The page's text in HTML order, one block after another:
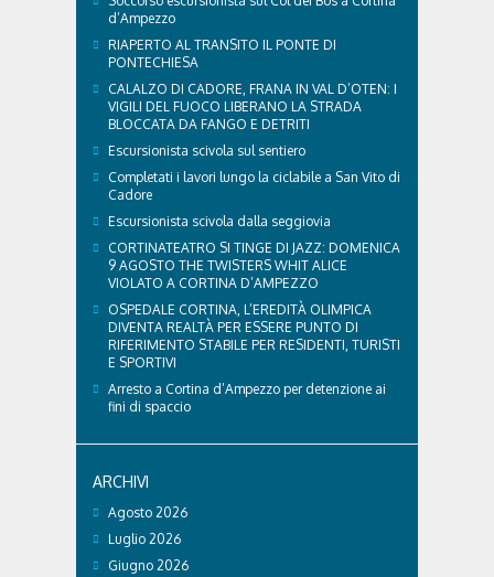
d’Ampezzo
RIAPERTO AL TRANSITO IL PONTE DI
PONTECHIESA
CALALZO DI CADORE, FRANA IN VAL D’OTEN: I
VIGILI DEL FUOCO LIBERANO LA STRADA
BLOCCATA DA FANGO E DETRITI
Escursionista scivola sul sentiero
Completati i lavori lungo la ciclabile a San Vito di
Cadore
Escursionista scivola dalla seggiovia
CORTINATEATRO SI TINGE DI JAZZ: DOMENICA
9 AGOSTO THE TWISTERS WHIT ALICE
VIOLATO A CORTINA D’AMPEZZO
OSPEDALE CORTINA, L’EREDITÀ OLIMPICA
DIVENTA REALTÀ PER ESSERE PUNTO DI
RIFERIMENTO STABILE PER RESIDENTI, TURISTI
E SPORTIVI
Arresto a Cortina d’Ampezzo per detenzione ai
fini di spaccio
ARCHIVI
Agosto 2026
Luglio 2026
Giugno 2026